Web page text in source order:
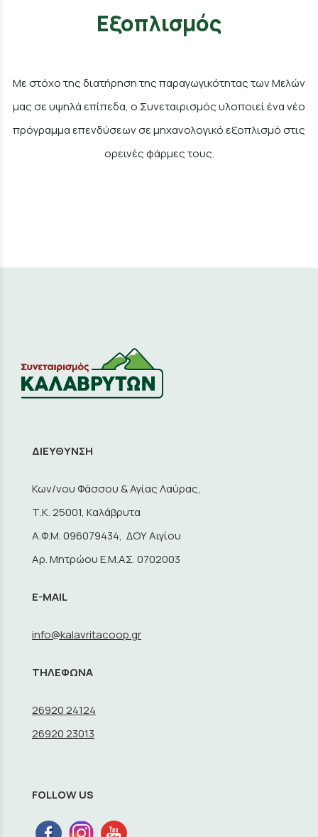
Εξοπλισμός
Με στόχο της διατήρηση της παραγωγικότητας των Μελών
μας σε υψηλά επίπεδα, ο Συνεταιρισμός υλοποιεί ένα νέο
πρόγραμμα επενδύσεων σε μηχανολογικό εξοπλισμό στις
ορεινές φάρμες τους.
ΔΙΕΥΘΥΝΣΗ
Κων/νου Φάσσου & Αγίας Λαύρας,
Τ.Κ. 25001, Καλάβρυτα
A.Φ.Μ. 096079434, ΔΟΥ Αιγίου
Αρ. Μητρώου Ε.Μ.ΑΣ. 0702003
E-MAIL
info@kalavritacoop.gr
ΤΗΛΕΦΩΝΑ
26920 24124
26920 23013
FOLLOW US